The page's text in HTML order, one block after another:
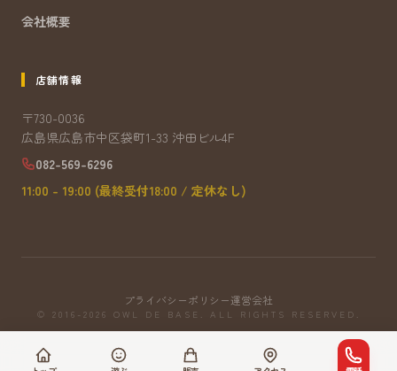
会社概要
店舗情報
〒730-0036
広島県広島市中区袋町1-33 沖田ビル4F
082-569-6296
11:00 - 19:00 (最終受付18:00 / 定休なし)
プライバシーポリシー運営会社
© 2016-2026 OWL DE BASE. ALL RIGHTS RESERVED.